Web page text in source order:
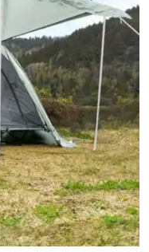
トと同様に「地面から
で、地面からの影響を
期において、快適な
汚れない
す。そのため、2人以
は適していません。
場合は、テントコット
とあわせて使うなど